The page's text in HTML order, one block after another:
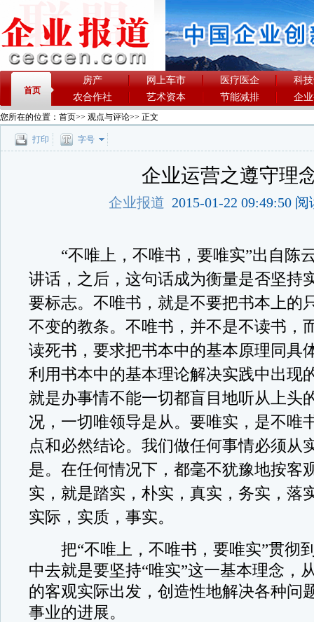
首页
房产 网上车市 医疗医企
科
农合作社
艺术资本 节能减排 企
您所在的位置： 首页>> 观点与评论>> 正文
打印 字号
企业运营之遵守理
企业报道 2015-01-22 09:49:50
“不唯上，不唯书，要唯实”出自陈
讲话，之后，这句话成为衡量是否坚持
要标志。不唯书，就是不要把书本上的
不变的教条。不唯书，并不是不读书，
读死书，要求把书本中的基本原理同具
利用书本中的基本理论解决实践中出现
就是办事情不能一切都盲目地听从上头
况，一切唯领导是从。要唯实，是不唯
点和必然结论。我们做任何事情必须从
是。在任何情况下，都毫不犹豫地按客
实，就是踏实，朴实，真实，务实，落
实际，实质，事实。
把“不唯上，不唯书，要唯实”贯彻
中去就是要坚持“唯实”这一基本理念，
的客观实际出发，创造性地解决各种问
事业的进展。